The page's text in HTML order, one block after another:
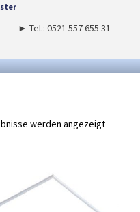
► Tel.: 0521 557 655 31
werden angezeigt